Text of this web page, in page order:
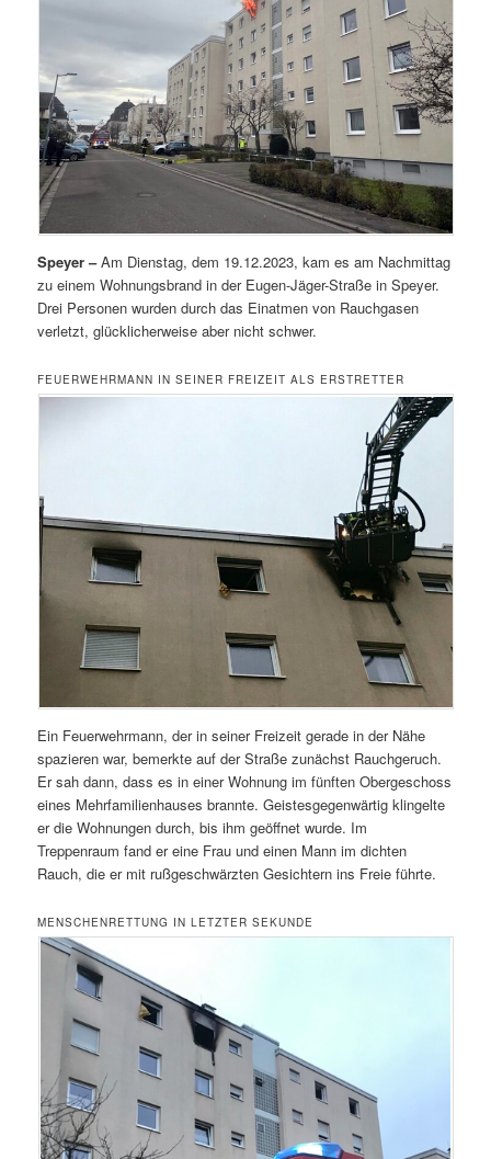
Speyer –Am Dienstag, dem 19.12.2023, kam es am Nachmittag
zu einem Wohnungsbrand in der Eugen-Jäger-Straße in Speyer.
Drei Personen wurden durch das Einatmen von Rauchgasen
verletzt, glücklicherweise aber nicht schwer.
FEUERWEHRMANN IN SEINER FREIZEIT ALS ERSTRETTER
Ein Feuerwehrmann, der in seiner Freizeit gerade in der Nähe
spazieren war, bemerkte auf der Straße zunächst Rauchgeruch.
Er sah dann, dass es in einer Wohnung im fünften Obergeschoss
eines Mehrfamilienhauses brannte. Geistesgegenwärtig klingelte
er die Wohnungen durch, bis ihm geöffnet wurde. Im
Treppenraum fand er eine Frau und einen Mann im dichten
Rauch, die er mit rußgeschwärzten Gesichtern ins Freie führte.
MENSCHENRETTUNG IN LETZTER SEKUNDE